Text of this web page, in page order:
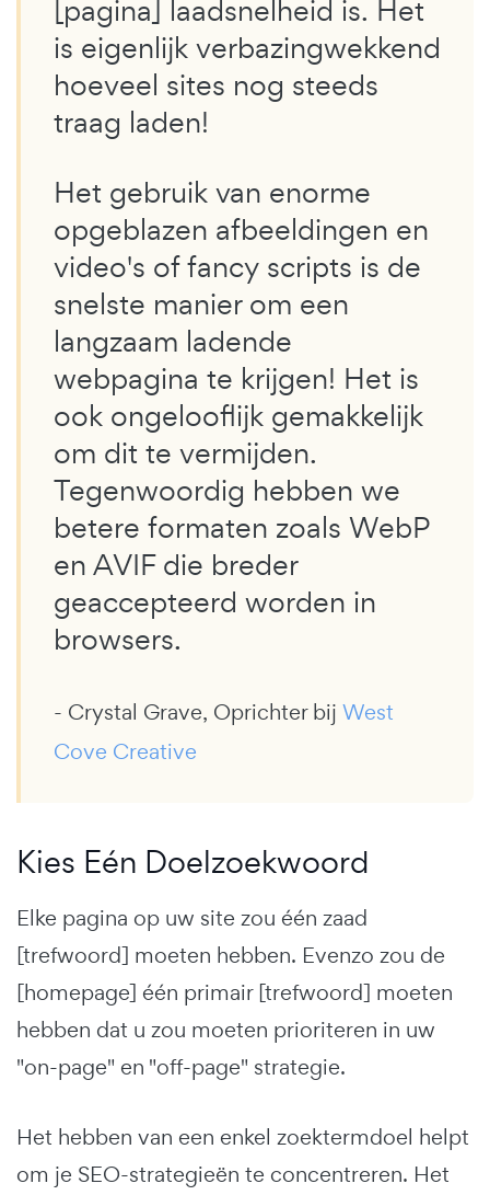
[pagina] laadsnelheid is. Het
is eigenlijk verbazingwekkend
hoeveel sites nog steeds
traag laden!
Het gebruik van enorme
opgeblazen afbeeldingen en
video's of fancy scripts is de
snelste manier om een
langzaam ladende
webpagina te krijgen! Het is
ook ongelooflijk gemakkelijk
om dit te vermijden.
Tegenwoordig hebben we
betere formaten zoals WebP
en AVIF die breder
geaccepteerd worden in
browsers.
- Crystal Grave, Oprichter bij West
Cove Creative
Kies Eén Doelzoekwoord
Elke pagina op uw site zou één zaad
[trefwoord] moeten hebben. Evenzo zou de
[homepage] één primair [trefwoord] moeten
hebben dat u zou moeten prioriteren in uw
"on-page" en "off-page" strategie.
Het hebben van een enkel zoektermdoel helpt
om je SEO-strategieën te concentreren. Het